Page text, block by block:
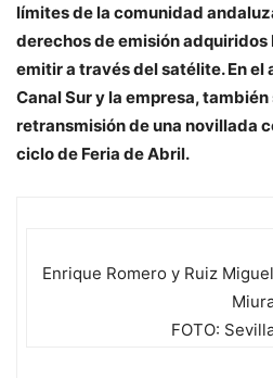
límites de la comunidad
derechos de emisión adquiridos
emitir a través del satélite. En
Canal Sur y la empresa,
retransmisión de una novillada
ciclo de Feria de Abril.
Enrique Romero y Ruiz
FOTO: